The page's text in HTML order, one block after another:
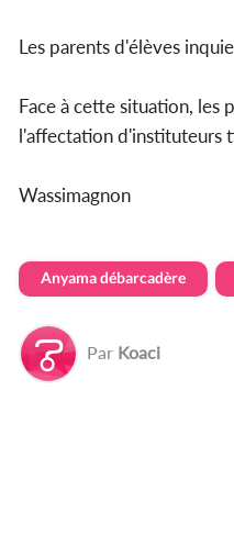
Les parents d'élèves
Face à cette situation, les
l'affectation d'instituteurs
Wassimagnon
Anyama débarcadère
Par Koaci